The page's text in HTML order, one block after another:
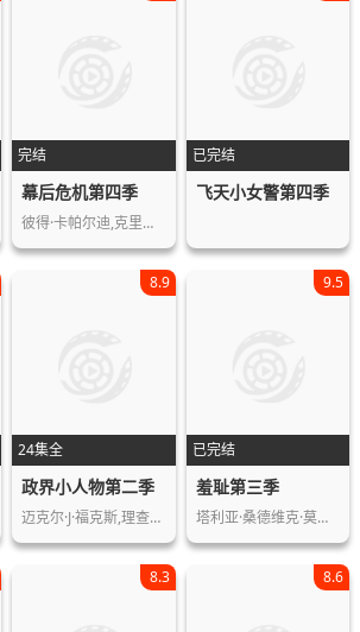
完结
幕后危机第四季
彼得·卡帕尔迪,克里斯·艾迪生,丽贝卡…
已完结
飞天小女警第四季
24集全
8.9
政界小人物第二季
迈克尔·J·福克斯,理查德·坎德,阿兰…
已完结
9.5
羞耻第三季
塔利亚·桑德维克·莫尔,亨利克·霍尔…
8.3 8.6